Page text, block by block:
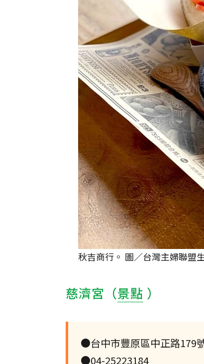
秋吉商行。 圖／台灣主婦聯盟
慈濟宮（景點 ）
●台中市豐原區中正路179
●04-25223184